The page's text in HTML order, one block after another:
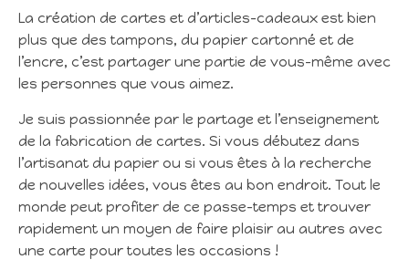
La création de cartes et d’articles-cadeaux est bien
plus que des tampons, du papier cartonné et de
l’encre, c’est partager une partie de vous-même avec
les personnes que vous aimez.
Je suis passionnée par le partage et l’enseignement
de la fabrication de cartes. Si vous débutez dans
l’artisanat du papier ou si vous êtes à la recherche
de nouvelles idées, vous êtes au bon endroit. Tout le
monde peut profiter de ce passe-temps et trouver
rapidement un moyen de faire plaisir au autres avec
une carte pour toutes les occasions !